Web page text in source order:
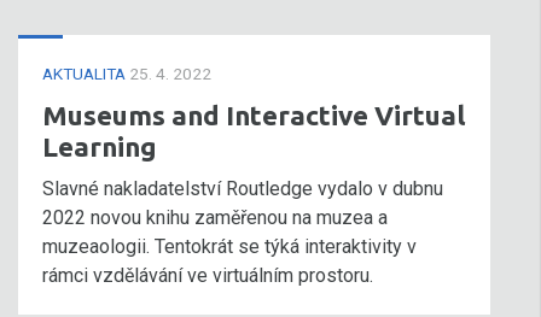
AKTUALITA 25. 4. 2022
Museums and Interactive Virtual
Learning
Slavné nakladatelství Routledge vydalo v dubnu
2022 novou knihu zaměřenou na muzea a
muzeaologii. Tentokrát se týká interaktivity v
rámci vzdělávání ve virtuálním prostoru.